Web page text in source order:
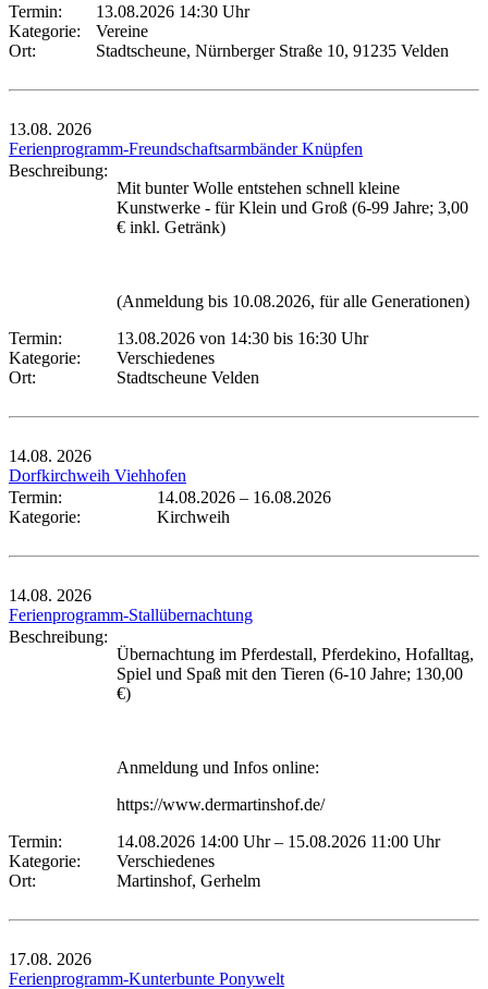
Termin:
13.08.2026 14:30 Uhr
Kategorie:
Vereine
Ort:
Stadtscheune, Nürnberger Straße 10, 91235 Velden
13.08. 2026
Ferienprogramm-Freundschaftsarmbänder Knüpfen
Beschreibung:
Mit bunter Wolle entstehen schnell kleine
Kunstwerke - für Klein und Groß (6-99 Jahre; 3,00
€ inkl. Getränk)
(Anmeldung bis 10.08.2026, für alle Generationen)
Termin:
13.08.2026 von 14:30 bis 16:30 Uhr
Kategorie:
Verschiedenes
Ort:
Stadtscheune Velden
14.08. 2026
Dorfkirchweih Viehhofen
Termin:
14.08.2026 – 16.08.2026
Kategorie:
Kirchweih
14.08. 2026
Ferienprogramm-Stallübernachtung
Beschreibung:
Übernachtung im Pferdestall, Pferdekino, Hofalltag,
Spiel und Spaß mit den Tieren (6-10 Jahre; 130,00
€)
Anmeldung und Infos online:
https://www.dermartinshof.de/
Termin:
14.08.2026 14:00 Uhr– 15.08.2026 11:00 Uhr
Kategorie:
Verschiedenes
Ort:
Martinshof, Gerhelm
17.08. 2026
Ferienprogramm-Kunterbunte Ponywelt